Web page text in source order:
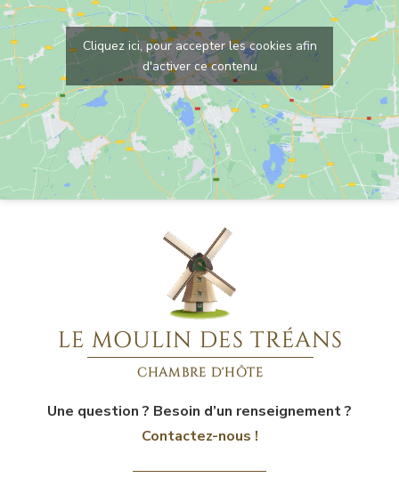
Cliquez ici, pour accepter les cookies afin
d'activer ce contenu
Une question ? Besoin d’un renseignement ?
Contactez-nous !